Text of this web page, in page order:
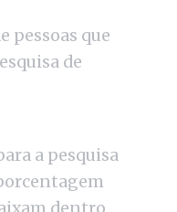
pessoas que
de
a pesquisa
dentro